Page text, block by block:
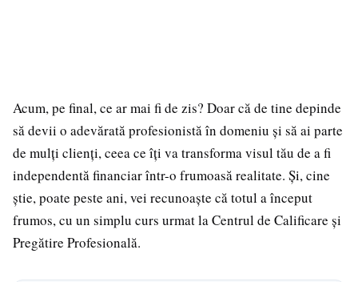
Acum, pe final, ce ar mai fi de zis? Doar că de tine depinde
să devii o adevărată profesionistă în domeniu și să ai parte
de mulți clienți, ceea ce îți va transforma visul tău de a fi
independentă financiar într-o frumoasă realitate. Și, cine
știe, poate peste ani, vei recunoaște că totul a început
frumos, cu un simplu curs urmat la Centrul de Calificare și
Pregătire Profesională.